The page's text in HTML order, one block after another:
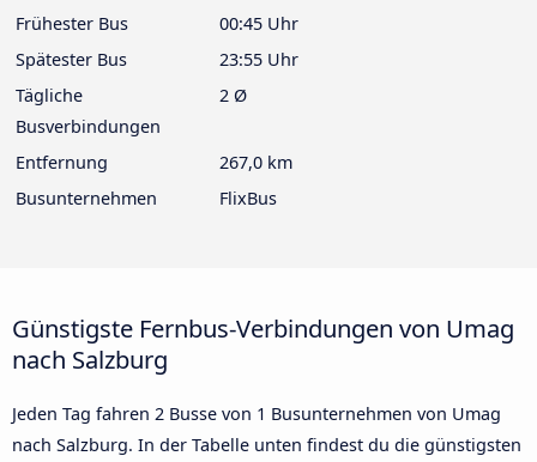
Frühester Bus
00:45 Uhr
Spätester Bus
23:55 Uhr
Tägliche
Busverbindungen
2 Ø
Entfernung
267,0 km
Busunternehmen
FlixBus
Günstigste Fernbus-Verbindungen von Umag
nach Salzburg
Jeden Tag fahren 2 Busse von 1 Busunternehmen von Umag
nach Salzburg. In der Tabelle unten findest du die günstigsten